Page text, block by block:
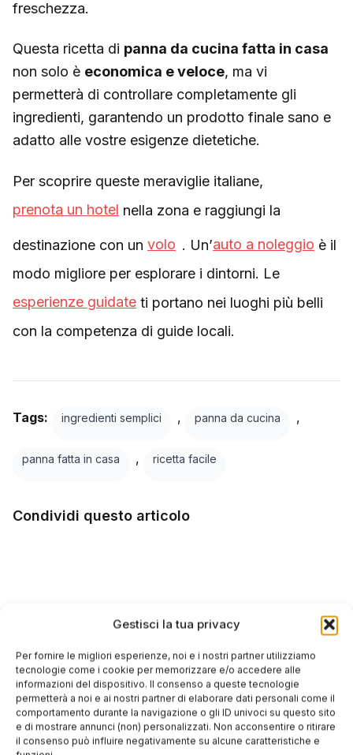
Gestisci la tua privacy
Per fornire le migliori esperienze, noi e i nostri partner utilizziamo
tecnologie come i cookie per memorizzare e/o accedere alle
informazioni del dispositivo. Il consenso a queste tecnologie
permetterà a noi e ai nostri partner di elaborare dati personali come il
comportamento durante la navigazione o gli ID univoci su questo sito
e di mostrare annunci (non) personalizzati. Non acconsentire o ritirare
il consenso può influire negativamente su alcune caratteristiche e
freschezza.
Questa ricetta di panna da cucina fatta in casa
non solo è economica e veloce, ma vi
permetterà di controllare completamente gli
ingredienti, garantendo un prodotto finale sano e
adatto alle vostre esigenze dietetiche.
Per scoprire queste meraviglie italiane,
prenota un hotel nella zona e raggiungi la
destinazione con un volo . Un’auto a noleggio è il
modo migliore per esplorare i dintorni. Le
esperienze guidate ti portano nei luoghi più belli
con la competenza di guide locali.
Tags: ingredienti semplici , panna da cucina ,
panna fatta in casa , ricetta facile
Condividi questo articolo
LinkedIn
WhatsApp
SCRITTO DA